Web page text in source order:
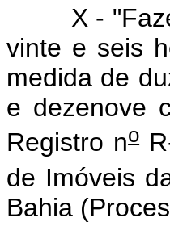
X -
vinte e seis
medida de
e dezenove
Registro no
de Imóveis
Bahia